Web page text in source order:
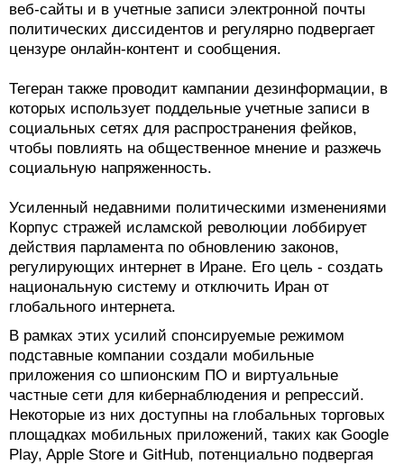
веб-сайты и в учетные записи электронной почты
политических диссидентов и регулярно подвергает
цензуре онлайн-контент и сообщения.
Тегеран также проводит кампании дезинформации, в
которых использует поддельные учетные записи в
социальных сетях для распространения фейков,
чтобы повлиять на общественное мнение и разжечь
социальную напряженность.
Усиленный недавними политическими изменениями
Корпус стражей исламской революции лоббирует
действия парламента по обновлению законов,
регулирующих интернет в Иране. Его цель - создать
национальную систему и отключить Иран от
глобального интернета.
В рамках этих усилий спонсируемые режимом
подставные компании создали мобильные
приложения со шпионским ПО и виртуальные
частные сети для кибернаблюдения и репрессий.
Некоторые из них доступны на глобальных торговых
площадках мобильных приложений, таких как Google
Play, Apple Store и GitHub, потенциально подвергая